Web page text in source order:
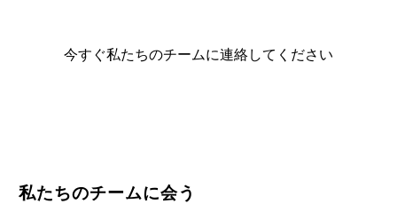
今すぐ私たちのチームに連絡してください
私たちのチームに会う